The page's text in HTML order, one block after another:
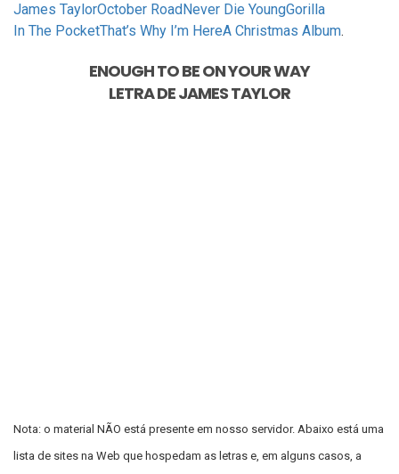
James TaylorOctober RoadNever Die YoungGorilla
In The PocketThat’s Why I’m HereA Christmas Album.
ENOUGH TO BE ON YOUR WAY
LETRA DEJAMES TAYLOR
Nota: o material NÃO está presente em nosso servidor. Abaixo está uma
lista de sites na Web que hospedam as letras e, em alguns casos, a